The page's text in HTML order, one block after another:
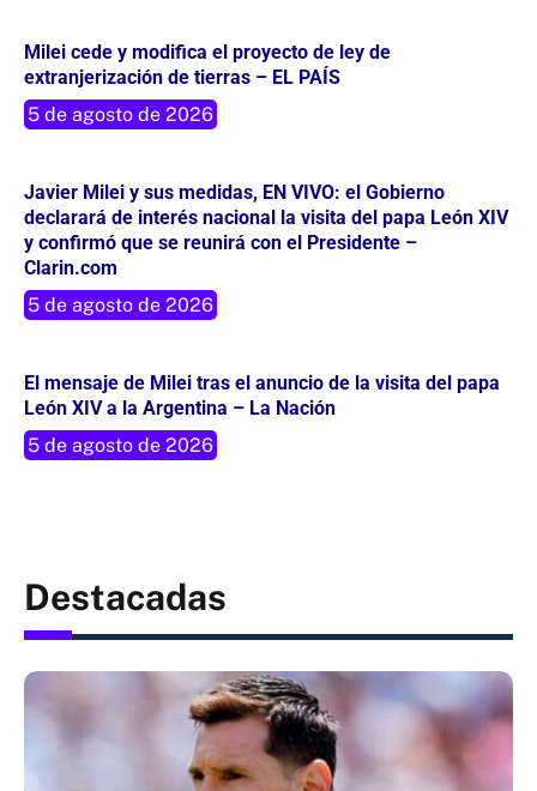
Milei cede y modifica el proyecto de ley de
extranjerización de tierras – EL PAÍS
5 de agosto de 2026
Javier Milei y sus medidas, EN VIVO: el Gobierno
declarará de interés nacional la visita del papa León XIV
y confirmó que se reunirá con el Presidente –
Clarin.com
5 de agosto de 2026
El mensaje de Milei tras el anuncio de la visita del papa
León XIV a la Argentina – La Nación
5 de agosto de 2026
Destacadas